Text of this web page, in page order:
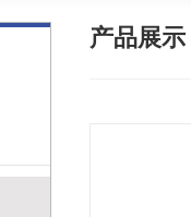
产品展示